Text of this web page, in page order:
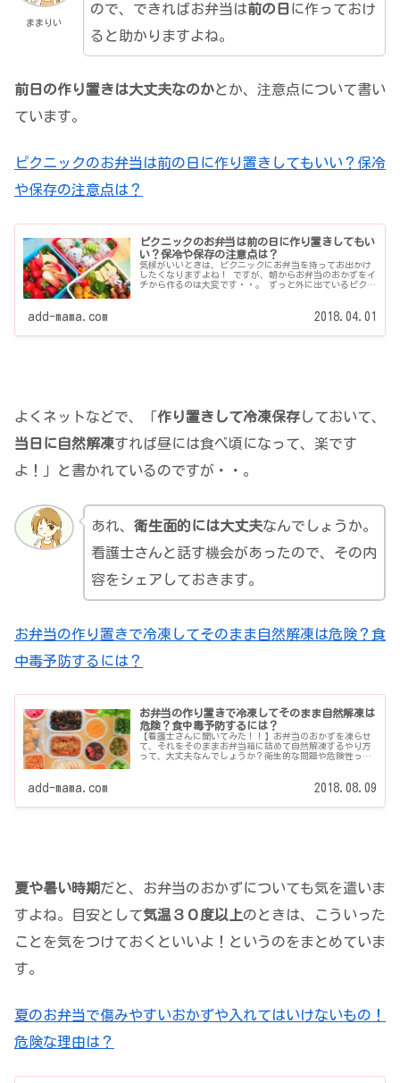
ままりい
ので、できればお弁当は前の日 に作っておけ
ると助かりますよね。
前日の作り置きは大丈夫なのかとか、注意点について書い
ています。
ピクニックのお弁当は前の日に作り置きしてもいい？保冷
や保存の注意点は？
ピクニックのお弁当は前の日に作り置きしてもい
い？保冷や保存の注意点は？
気候がいいときは、ピクニックにお弁当を持ってお出かけ
したくなりますよね！ ですが、朝からお弁当のおかずをイ
チから作るのは大変です・・。 ずっと外に出ているピクニ
add-mama.com 2018.04.01
よくネットなどで、「 作り置きして冷凍保存しておいて、
当日に自然解凍すれば昼には食べ頃になって、楽です
よ！」と書かれているのですが・・。
あれ、 衛生面的には大丈夫なんでしょうか。
看護士さんと話す機会があったので、その内
容をシェアしておきます。
お弁当の作り置きで冷凍してそのまま自然解凍は危険？食
中毒予防するには？
お弁当の作り置きで冷凍してそのまま自然解凍は
危険？食中毒予防するには？
【看護士さんに聞いてみた！！】お弁当のおかずを凍らせ
て、それをそのままお弁当箱に詰めて自然解凍するやり方
って、大丈夫なんでしょうか？衛生的な問題や危険性って
add-mama.com 2018.08.09
夏や暑い時期だと、お弁当のおかずについても気を遣いま
すよね。目安として気温３０度以上のときは、こういった
ことを気をつけておくといいよ！というのをまとめていま
す。
夏のお弁当で傷みやすいおかずや入れてはいけないもの！
危険な理由は？